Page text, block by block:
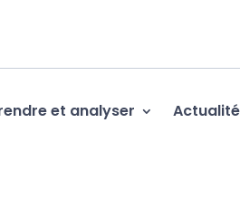
et analyser